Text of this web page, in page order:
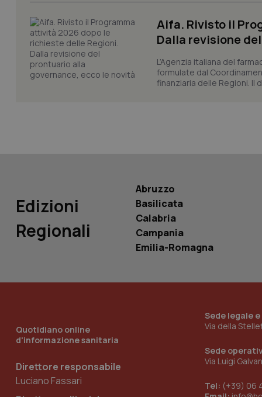
Aifa. Rivisto il
Dalla revisione
L’Agenzia italiana del
formulate dal
finanziaria delle Regioni. Il
Edizioni
Regionali
Abruzzo
Basilicata
Calabria
Campania
Emilia-Romagna
Quotidiano online
d'informazione sanitaria
Direttore responsabile
Luciano Fassari
Sede legale
Via della
Sede
Via Luigi
Tel: (+39) 06
_ga_0VMQEQKQ1N
__Secure-YNID